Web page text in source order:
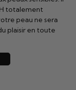
totalement
peau ne sera
plaisir en toute